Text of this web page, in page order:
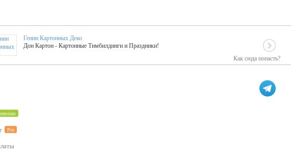
Как сюда попасть?
Гении Картонных Деко
Дон Картон - Картонные Тимбилдинги и Праздники!
№1
Pro